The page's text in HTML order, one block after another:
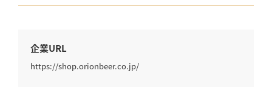
企業URL
https://shop.orionbeer.co.jp/